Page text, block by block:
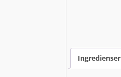
Ingredienser